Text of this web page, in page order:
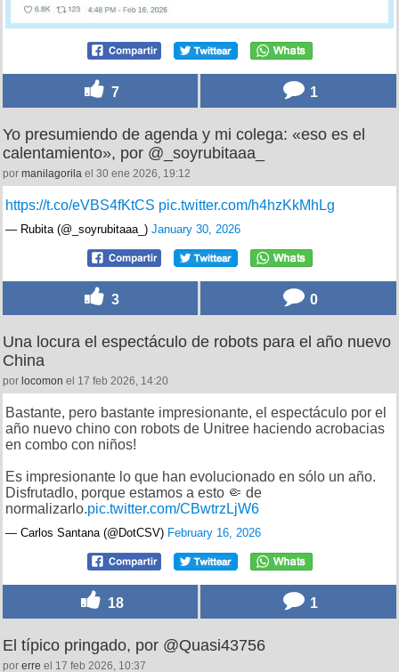
7 1
Yo presumiendo de agenda y mi colega: «eso es el
calentamiento», por @_soyrubitaaa_
por manilagorila el 30 ene 2026, 19:12
https://t.co/eVBS4fKtCS pic.twitter.com/h4hzKkMhLg
— Rubita (@_soyrubitaaa_) January 30, 2026
3 0
Una locura el espectáculo de robots para el año nuevo
China
por locomon el 17 feb 2026, 14:20
Bastante, pero bastante impresionante, el espectáculo por el
año nuevo chino con robots de Unitree haciendo acrobacias
en combo con niños!
Es impresionante lo que han evolucionado en sólo un año.
Disfrutadlo, porque estamos a esto 🤏 de
normalizarlo.pic.twitter.com/CBwtrzLjW6
— Carlos Santana (@DotCSV) February 16, 2026
18 1
El típico pringado, por @Quasi43756
por erre el 17 feb 2026, 10:37